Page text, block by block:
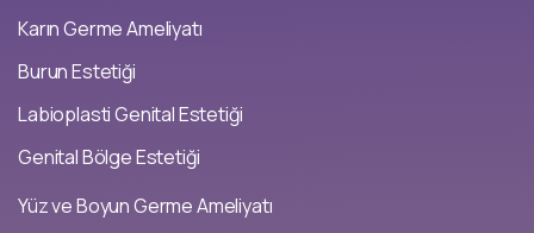
Karın Germe Ameliyatı
Burun Estetiği
Labioplasti Genital Estetiği
Genital Bölge Estetiği
Yüz ve Boyun Germe Ameliyatı